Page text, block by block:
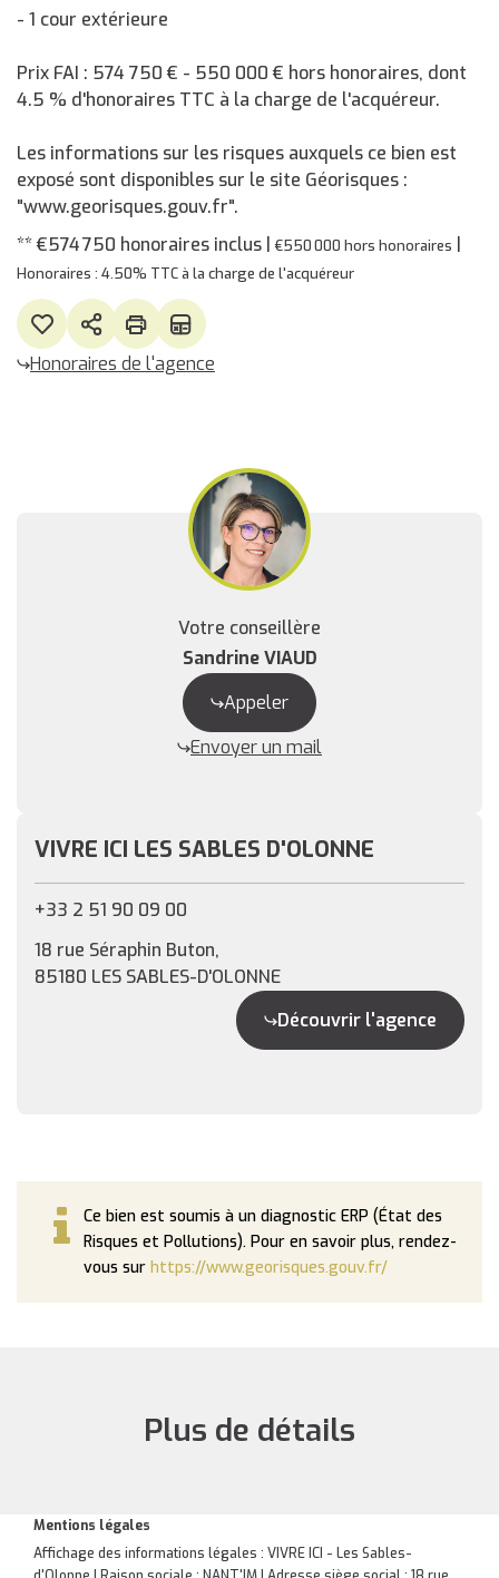
- 1 cour extérieure
Prix FAI : 574 750 € - 550 000 € hors honoraires, dont
4.5 % d'honoraires TTC à la charge de l'acquéreur.
Les informations sur les risques auxquels ce bien est
exposé sont disponibles sur le site Géorisques :
"www.georisques.gouv.fr".
** €574 750 honoraires inclus €550 000 hors honoraires
Honoraires : 4.50% TTC à la charge de l'acquéreur
Honoraires de l'agence
Votre conseillère
Sandrine VIAUD
Appeler
Envoyer un mail
VIVRE ICI LES SABLES D'OLONNE
+33 2 51 90 09 00
18 rue Séraphin Buton,
85180 LES SABLES-D'OLONNE
Découvrir l'agence
Ce bien est soumis à un diagnostic ERP (État des
Risques et Pollutions). Pour en savoir plus, rendez-
vous sur https://www.georisques.gouv.fr/
Plus de détails
Mentions légales
Affichage des informations légales : VIVRE ICI - Les Sables-